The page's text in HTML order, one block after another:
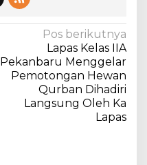
Pos berikutnya
Lapas Kelas IIA
Pekanbaru Menggelar
Pemotongan Hewan
Qurban Dihadiri
Langsung Oleh Ka
Lapas